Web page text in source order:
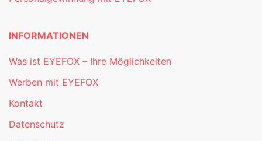
INFORMATIONEN
Was ist EYEFOX – Ihre Möglichkeiten
Werben mit EYEFOX
Kontakt
Datenschutz